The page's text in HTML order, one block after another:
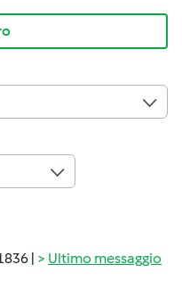
| Ultimo messaggio